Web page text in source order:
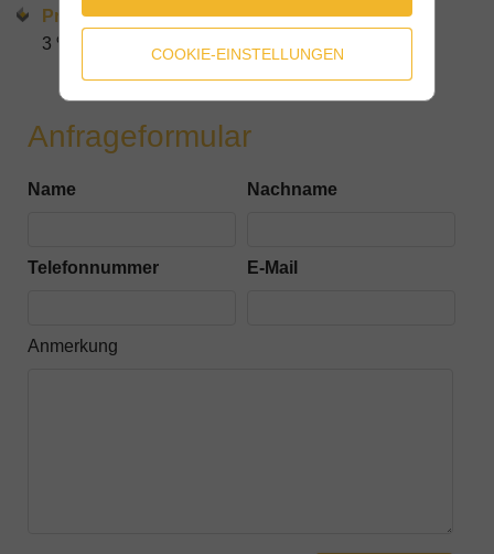
Provision
3 % vom Kaufpreis + Ust
Anfrageformular
Name Nachname
Telefonnummer E-Mail
Anmerkung
COOKIE-EINSTELLUNGEN